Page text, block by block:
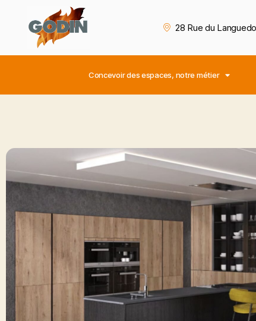
28 Rue du
Concevoir des espaces, notre métier